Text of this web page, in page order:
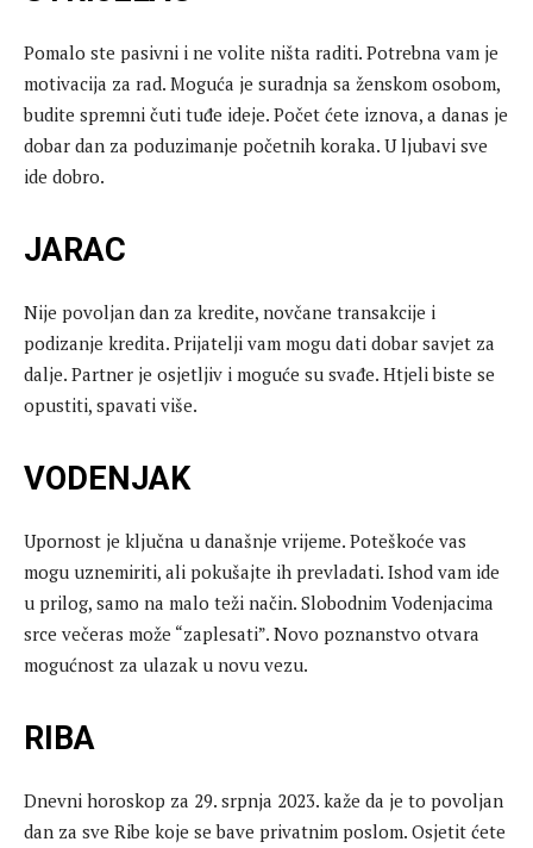
Pomalo ste pasivni i ne volite ništa raditi. Potrebna vam je
motivacija za rad. Moguća je suradnja sa ženskom osobom,
budite spremni čuti tuđe ideje. Počet ćete iznova, a danas je
dobar dan za poduzimanje početnih koraka. U ljubavi sve
ide dobro.
JARAC
Nije povoljan dan za kredite, novčane transakcije i
podizanje kredita. Prijatelji vam mogu dati dobar savjet za
dalje. Partner je osjetljiv i moguće su svađe. Htjeli biste se
opustiti, spavati više.
VODENJAK
Upornost je ključna u današnje vrijeme. Poteškoće vas
mogu uznemiriti, ali pokušajte ih prevladati. Ishod vam ide
u prilog, samo na malo teži način. Slobodnim Vodenjacima
srce večeras može “zaplesati”. Novo poznanstvo otvara
mogućnost za ulazak u novu vezu.
RIBA
Dnevni horoskop za 29. srpnja 2023. kaže da je to povoljan
dan za sve Ribe koje se bave privatnim poslom. Osjetit ćete